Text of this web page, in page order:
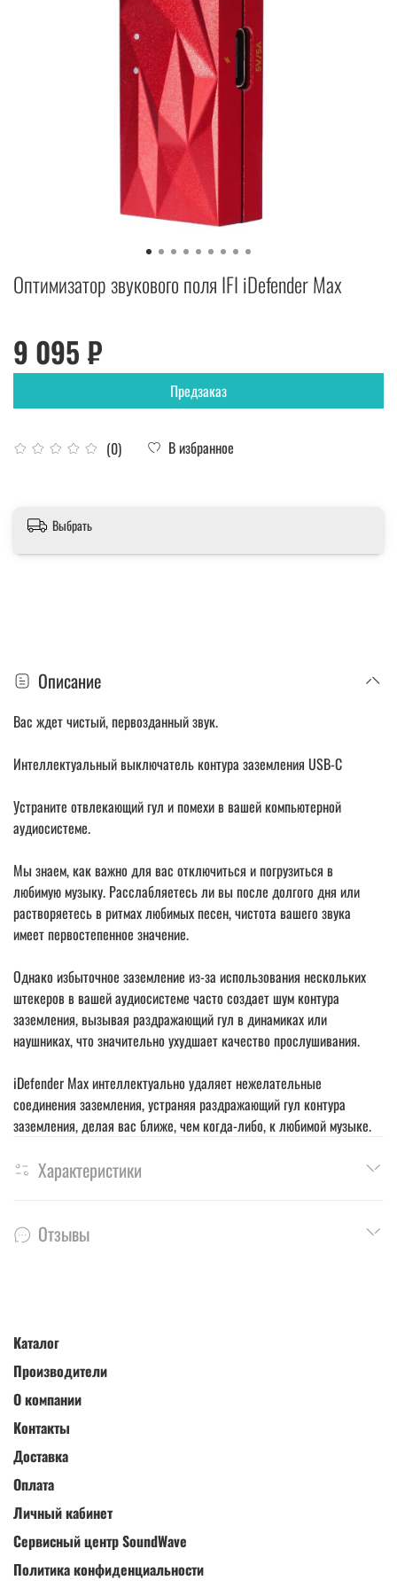
Оптимизатор звукового поля IFI iDefender Max
(0) В избранное
9 095 ₽
Предзаказ
Выбрать
Описание
Вас ждет чистый, первозданный звук.
Интеллектуальный выключатель контура заземления USB-C
Устраните отвлекающий гул и помехи в вашей компьютерной
аудиосистеме.
Мы знаем, как важно для вас отключиться и погрузиться в
любимую музыку. Расслабляетесь ли вы после долгого дня или
растворяетесь в ритмах любимых песен, чистота вашего звука
имеет первостепенное значение.
Однако избыточное заземление из-за использования нескольких
штекеров в вашей аудиосистеме часто создает шум контура
заземления, вызывая раздражающий гул в динамиках или
наушниках, что значительно ухудшает качество прослушивания.
iDefender Max интеллектуально удаляет нежелательные
соединения заземления, устраняя раздражающий гул контура
заземления, делая вас ближе, чем когда-либо, к любимой музыке.
Характеристики
Отзывы
Каталог
Производители
О компании
Контакты
Доставка
Оплата
Личный кабинет
Сервисный центр SoundWave
Политика конфиденциальности